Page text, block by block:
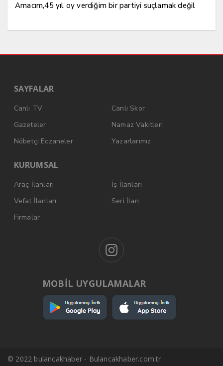
Amacım,45 yıl oy verdiğim bir partiyi suçlamak değil
SAYFALAR
Canlı TV
Canlı Skor
Gazeteler
Namaz Vakitleri
Nöbetçi Eczaneler
Yazarlarımız
KURUMSAL
Araç İlanları
İş İlanları
Vefat İlanları
Seri İlan
Firmalar
MOBİL UYGULAMALAR
© 2022 bulancakhaber - Bulancakhaber.com.tr